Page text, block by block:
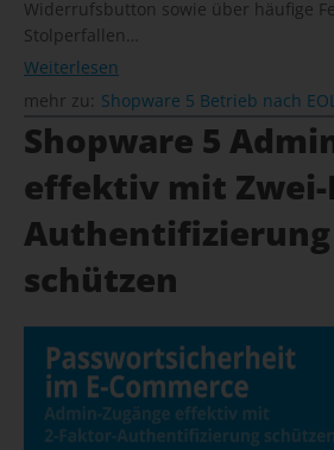
Widerrufsbutton sowie über häufige
Stolperfallen…
Weiterlesen
mehr zu: Shopware 5 Betrieb nach
Shopware 5
effektiv mit Zwei-
Authentifizierung
schützen